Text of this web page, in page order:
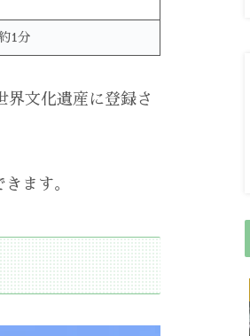
1分
界文化遺産に登録さ
ます。